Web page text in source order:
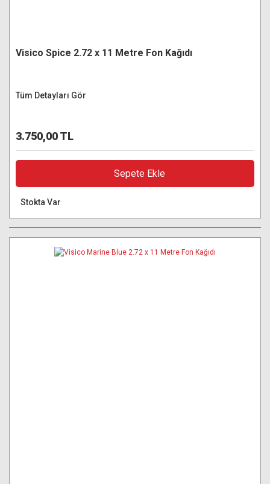
Visico Spice 2.72 x 11 Metre Fon Kağıdı
Tüm Detayları Gör
3.750,00 TL
Sepete Ekle
Stokta Var